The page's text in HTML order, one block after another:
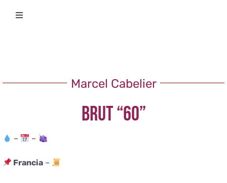
Toggle
Regala un’esperienza
Marcel Cabelier
BRUT “60”
– –
Francia –